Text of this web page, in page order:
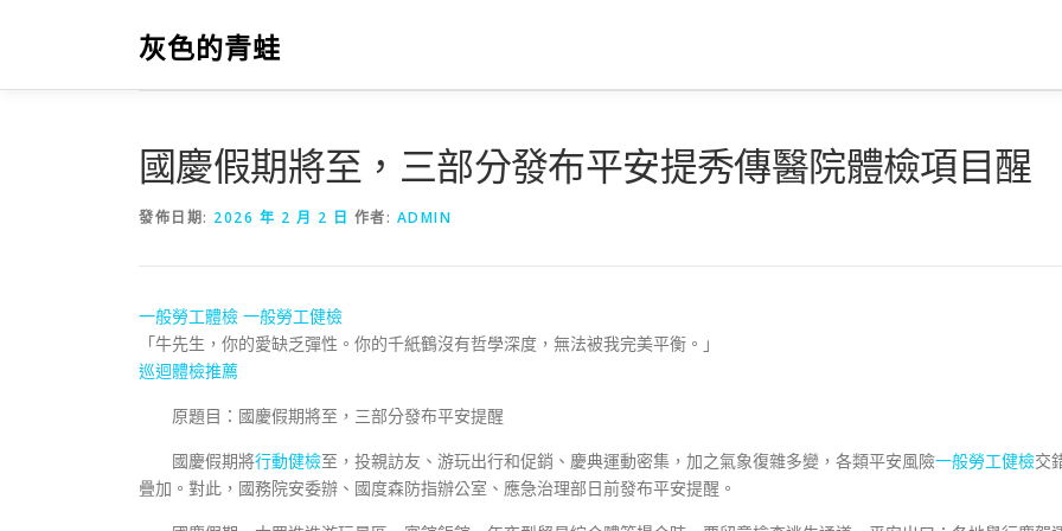
要
灰色的青蛙
國慶假期將至，三部分發布平安提秀傳醫院體檢項目醒
發佈日期: 2026 年 2 月 2 日 作者: ADMIN
一般勞工體檢 一般勞工健檢
「牛先生，你的愛缺乏彈性。你的千紙鶴沒有哲學深度，無法被我完美平衡。」
巡迴體檢推薦
原題目：國慶假期將至，三部分發布平安提醒
國慶假期將行動健檢至，投親訪友、游玩出行和促銷、慶典運動密集，加之氣象復雜多變，各類平安風險一般勞工健檢交
疊加。對此，國務院安委辦、國度森防指辦公室、應急治理部日前發布平安提醒。